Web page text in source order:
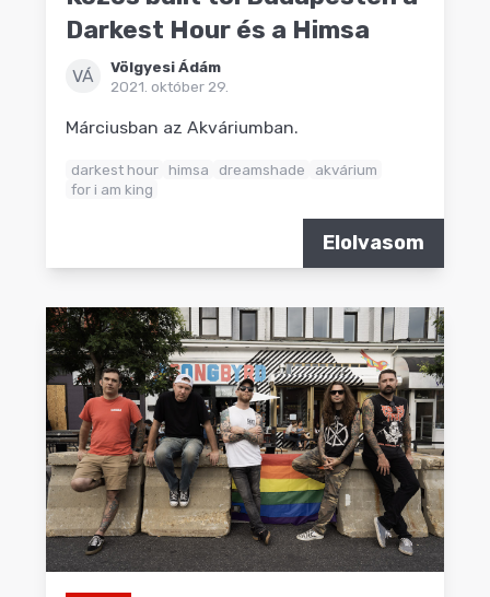
Darkest Hour és a Himsa
VÁ
Völgyesi Ádám
2021. október 29.
Márciusban az Akváriumban.
darkest hour himsa dreamshade
akvárium
for i am king
Elolvasom